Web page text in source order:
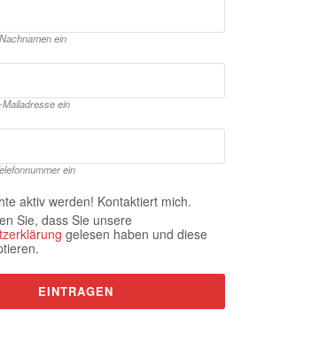
ein
ein
ein
aktiv werden! Kontaktiert mich.
Sie, dass Sie unsere
gelesen haben und diese